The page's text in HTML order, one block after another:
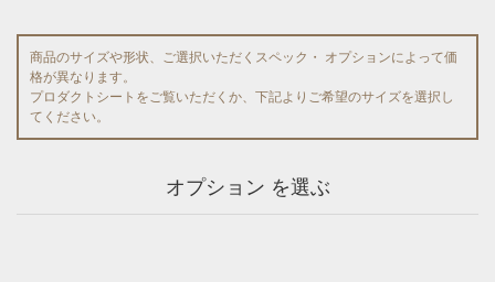
商品のサイズや形状、ご選択いただくスペック・ オプションによって価
格が異なります。
プロダクトシートをご覧いただくか、下記よりご希望のサイズを選択し
てください。
オプション を選ぶ